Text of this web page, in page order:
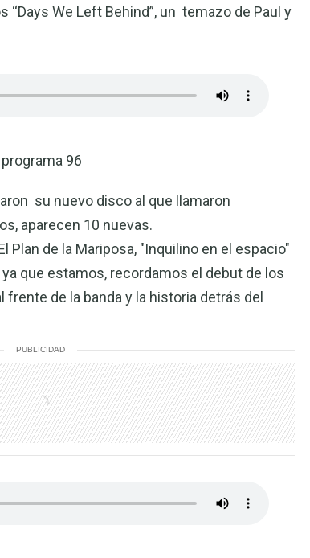
“Days We Left Behind”, un temazo de Paul y
96
su nuevo disco al que llamaron
aparecen 10 nuevas.
Plan de la Mariposa, "Inquilino en el espacio"
que estamos, recordamos el debut de los
frente de la banda y la historia detrás del
PUBLICIDAD